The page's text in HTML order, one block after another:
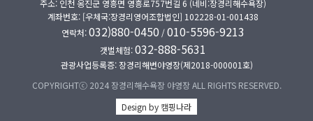
주소: 인천 옹진군 영흥면 영흥로757번길 6 (네비:장경리해수욕장)
계좌번호: [우체국:장경리영어조합법인] 102228-01-001438
연락처:032)880-0450 /010-5596-9213
갯벌체험:032-888-5631
관광사업등록증: 장경리해변야영장(제2018-000001호)
COPYRIGHTⓒ 2024 장경리해수욕장 야영장 ALL RIGHTS RESERVED.
Design by 캠핑나라